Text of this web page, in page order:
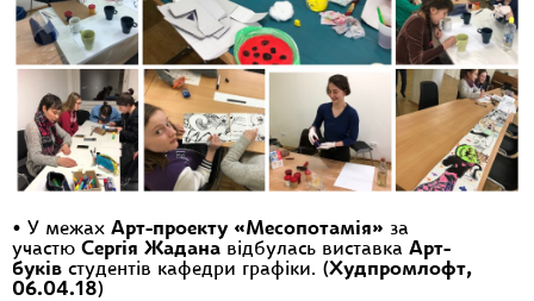
• У межах Арт-проекту «Месопотамія» за
участю Сергія Жадана відбулась виставка Арт-
буків студентів кафедри графіки. (Худпромлофт,
06.04.18)